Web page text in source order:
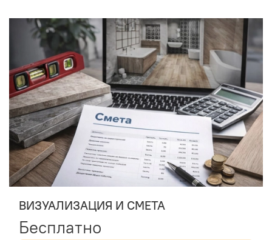
ВИЗУАЛИЗАЦИЯ И СМЕТА
Бесплатно